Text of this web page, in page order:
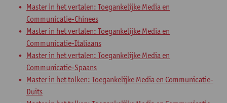
Master in het vertalen: Toegankelijke Media en
Communicatie-Chinees
Master in het vertalen: Toegankelijke Media en
Communicatie-Italiaans
Master in het vertalen: Toegankelijke Media en
Communicatie-Spaans
Master in het tolken: Toegankelijke Media en Communicatie-
Duits